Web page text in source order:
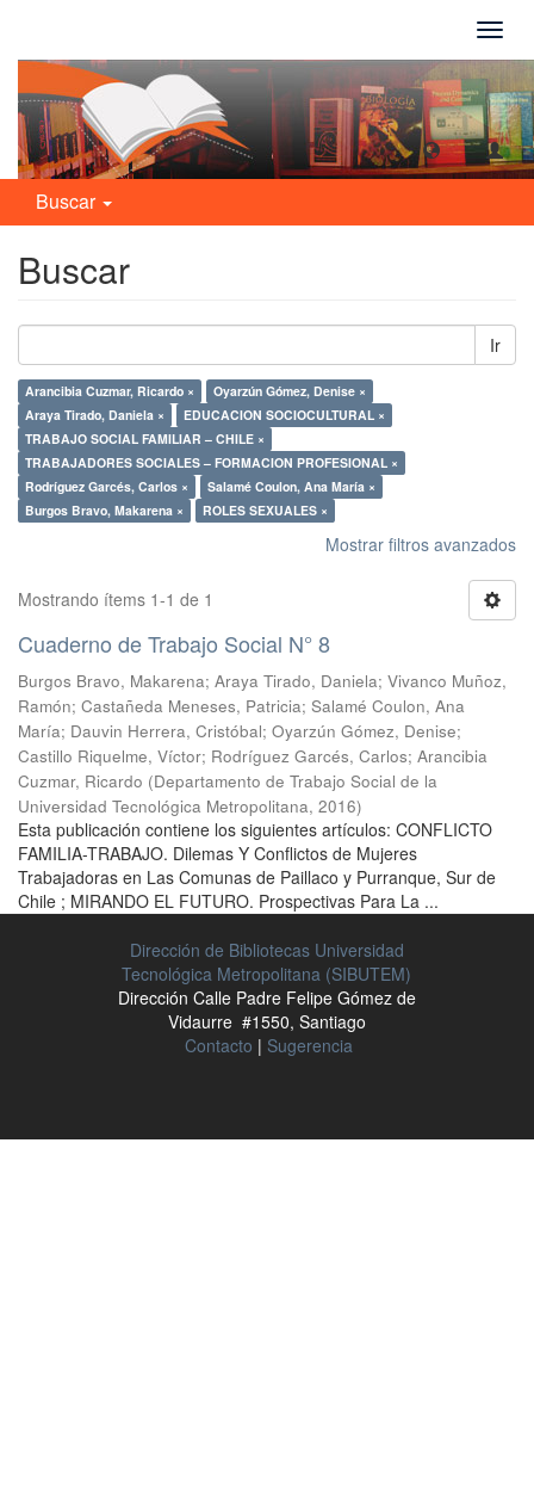
Buscar
Buscar
Ir
Arancibia Cuzmar, Ricardo ×
Oyarzún Gómez, Denise ×
Araya Tirado, Daniela ×
EDUCACION SOCIOCULTURAL ×
TRABAJO SOCIAL FAMILIAR – CHILE ×
TRABAJADORES SOCIALES – FORMACION PROFESIONAL ×
Rodríguez Garcés, Carlos ×
Salamé Coulon, Ana María ×
Burgos Bravo, Makarena ×
ROLES SEXUALES ×
Mostrar filtros avanzados
Mostrando ítems 1-1 de 1
Cuaderno de Trabajo Social N° 8
Burgos Bravo, Makarena; Araya Tirado, Daniela; Vivanco Muñoz,
Ramón; Castañeda Meneses, Patricia; Salamé Coulon, Ana
María; Dauvin Herrera, Cristóbal; Oyarzún Gómez, Denise;
Castillo Riquelme, Víctor; Rodríguez Garcés, Carlos; Arancibia
Cuzmar, Ricardo (Departamento de Trabajo Social de la
Universidad Tecnológica Metropolitana, 2016)
Esta publicación contiene los siguientes artículos: CONFLICTO
FAMILIA-TRABAJO. Dilemas Y Conflictos de Mujeres
Trabajadoras en Las Comunas de Paillaco y Purranque, Sur de
Chile ; MIRANDO EL FUTURO. Prospectivas Para La ...
Dirección de Bibliotecas Universidad
Tecnológica Metropolitana (SIBUTEM)
Dirección Calle Padre Felipe Gómez de
Vidaurre #1550, Santiago
Contacto | Sugerencia